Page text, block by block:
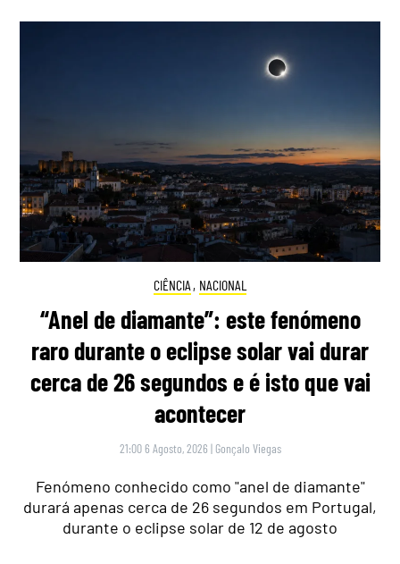
CIÊNCIA , NACIONAL
“Anel de diamante”: este fenómeno
raro durante o eclipse solar vai durar
cerca de 26 segundos e é isto que vai
acontecer
21:00 6 Agosto, 2026 | Gonçalo Viegas
Fenómeno conhecido como "anel de diamante"
durará apenas cerca de 26 segundos em Portugal,
durante o eclipse solar de 12 de agosto